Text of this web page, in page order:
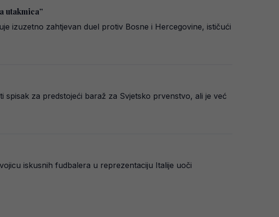
utakmica”
izuzetno zahtjevan duel protiv Bosne i Hercegovine, ističući
za predstojeći baraž za Svjetsko prvenstvo, ali je već
iskusnih fudbalera u reprezentaciju Italije uoči